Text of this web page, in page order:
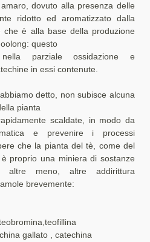
dovuto alla presenza delle
ridotto ed aromatizzato dalla
che è alla base della produzione
questo
parziale ossidazione e
in essi contenute.
detto, non subisce alcuna
pianta
scaldate, in modo da
e prevenire i processi
che la pianta del tè, come del
proprio una miniera di sostanze
altre meno, altre addirittura
brevemente:
gallato , catechina